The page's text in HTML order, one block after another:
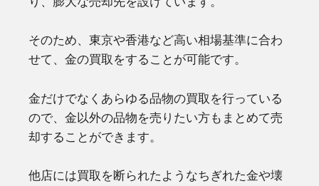
そのため、東京や香港など高い相場基準に合わ
せて、金の買取をすることが可能です。
金だけでなくあらゆる品物の買取を行っている
ので、金以外の品物を売りたい方もまとめて売
却することができます。
他店には買取を断られたようなちぎれた金や壊